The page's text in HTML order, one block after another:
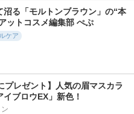
ンドの香
CAR
ANLAN
沼る「モルトンブラウン」の“本
ットコスメ編集部 ぺぷ
ケア
プレゼント】人気の眉マスカラ
イブロウEX」新色！